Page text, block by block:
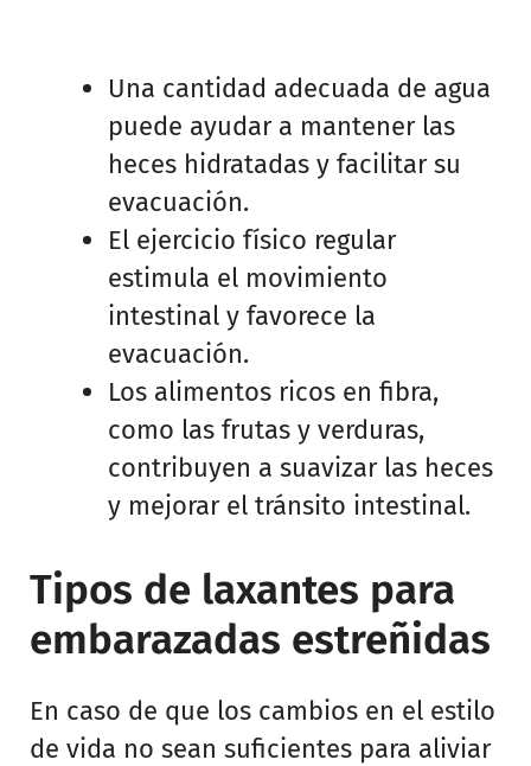
Una cantidad adecuada de agua
puede ayudar a mantener las
heces hidratadas y facilitar su
evacuación.
El ejercicio físico regular
estimula el movimiento
intestinal y favorece la
evacuación.
Los alimentos ricos en fibra,
como las frutas y verduras,
contribuyen a suavizar las heces
y mejorar el tránsito intestinal.
Tipos de laxantes para
embarazadas estreñidas
En caso de que los cambios en el estilo
de vida no sean suficientes para aliviar